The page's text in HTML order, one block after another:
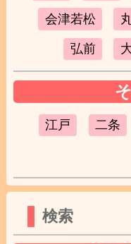
会津若松
弘前
江戸 二条
検索